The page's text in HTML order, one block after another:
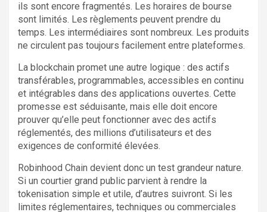
ils sont encore fragmentés. Les horaires de bourse
sont limités. Les règlements peuvent prendre du
temps. Les intermédiaires sont nombreux. Les produits
ne circulent pas toujours facilement entre plateformes.
La blockchain promet une autre logique : des actifs
transférables, programmables, accessibles en continu
et intégrables dans des applications ouvertes. Cette
promesse est séduisante, mais elle doit encore
prouver qu’elle peut fonctionner avec des actifs
réglementés, des millions d’utilisateurs et des
exigences de conformité élevées.
Robinhood Chain devient donc un test grandeur nature.
Si un courtier grand public parvient à rendre la
tokenisation simple et utile, d’autres suivront. Si les
limites réglementaires, techniques ou commerciales